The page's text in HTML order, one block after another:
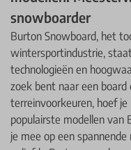
snowboarder
Burton Snowboard, het
wintersportindustrie,
technologieën en
zoek bent naar een
terreinvoorkeuren, hoef
populairste modellen van
je mee op een